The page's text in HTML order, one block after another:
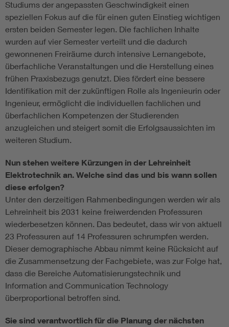
Studiums der angepassten Geschwindigkeit einen
speziellen Fokus auf die für einen guten Einstieg wichtigen
ersten beiden Semester legen. Die fachlichen Inhalte
wurden auf vier Semester verteilt und die dadurch
gewonnenen Freiräume durch intensive Lernangebote,
überfachliche Veranstaltungen und die Herstellung eines
frühen Praxisbezugs genutzt. Dies fördert eine bessere
Identifikation mit der zukünftigen Rolle als Ingenieurin oder
Ingenieur, ermöglicht die individuellen fachlichen und
überfachlichen Kompetenzen der Studierenden
anzugleichen und steigert somit die Erfolgsaussichten im
weiteren Studium.
Nun stehen weitere Kürzungen in der Lehreinheit
Elektrotechnik an. Welche sind das und bis wann sollen
diese erfolgen?
Unter den derzeitigen Rahmenbedingungen werden wir als
Lehreinheit bis 2031 keine freiwerdenden Professuren
wiederbesetzen können. Das bedeutet, dass wir von aktuell
23 Professuren auf 14 Professuren schrumpfen werden.
Dieser demographische Abbau nimmt keine Rücksicht auf
die Zusammensetzung der Fachgebiete, was zur Folge hat,
dass die Bereiche Automatisierungstechnik und
Information and Communication Technology
überproportional betroffen sind.
Sie sind verantwortlich für die Planung der nächsten